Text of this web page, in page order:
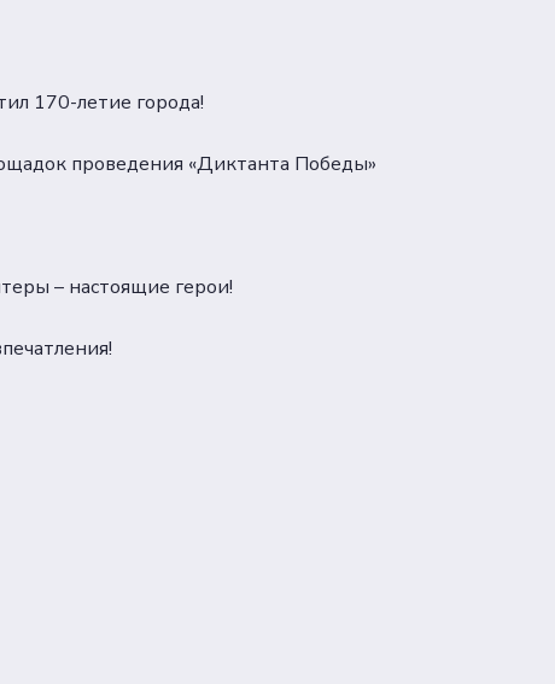
170-летие города!
проведения «Диктанта Победы»
– настоящие герои!